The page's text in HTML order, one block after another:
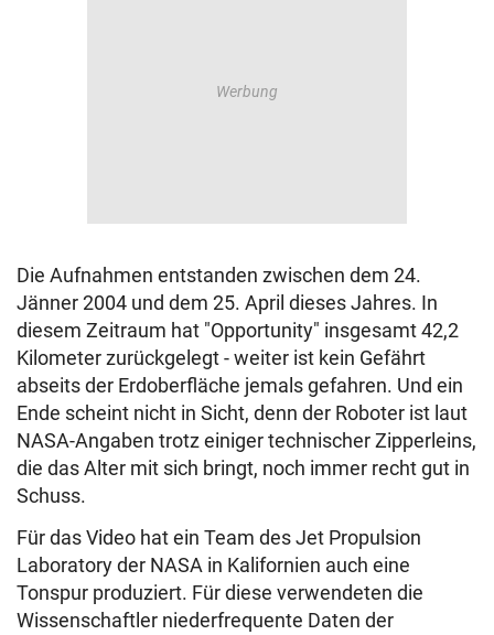
Die Aufnahmen entstanden zwischen dem 24.
Jänner 2004 und dem 25. April dieses Jahres. In
diesem Zeitraum hat "Opportunity" insgesamt 42,2
Kilometer zurückgelegt - weiter ist kein Gefährt
abseits der Erdoberfläche jemals gefahren. Und ein
Ende scheint nicht in Sicht, denn der Roboter ist laut
NASA-Angaben trotz einiger technischer Zipperleins,
die das Alter mit sich bringt, noch immer recht gut in
Schuss.
Für das Video hat ein Team des Jet Propulsion
Laboratory der NASA in Kalifornien auch eine
Tonspur produziert. Für diese verwendeten die
Wissenschaftler niederfrequente Daten der